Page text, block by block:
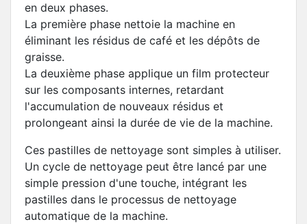
en deux phases.
La première phase nettoie la machine en
éliminant les résidus de café et les dépôts de
graisse.
La deuxième phase applique un film protecteur
sur les composants internes, retardant
l'accumulation de nouveaux résidus et
prolongeant ainsi la durée de vie de la machine.
Ces pastilles de nettoyage sont simples à utiliser.
Un cycle de nettoyage peut être lancé par une
simple pression d'une touche, intégrant les
pastilles dans le processus de nettoyage
automatique de la machine.